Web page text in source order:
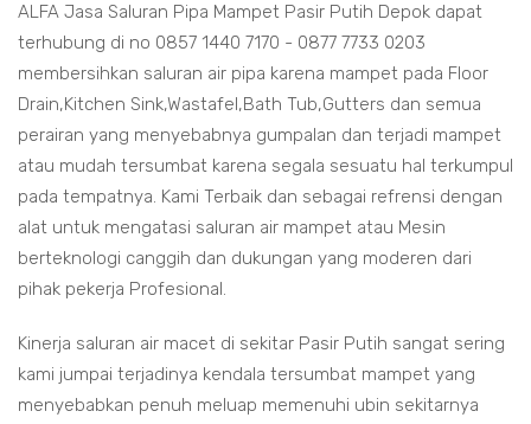
ALFA Jasa Saluran Pipa Mampet Pasir Putih Depok dapat
terhubung di no 0857 1440 7170 - 0877 7733 0203
membersihkan saluran air pipa karena mampet pada Floor
Drain,Kitchen Sink,Wastafel,Bath Tub,Gutters dan semua
perairan yang menyebabnya gumpalan dan terjadi mampet
atau mudah tersumbat karena segala sesuatu hal terkumpul
pada tempatnya. Kami Terbaik dan sebagai refrensi dengan
alat untuk mengatasi saluran air mampet atau Mesin
berteknologi canggih dan dukungan yang moderen dari
pihak pekerja Profesional.
Kinerja saluran air macet di sekitar Pasir Putih sangat sering
kami jumpai terjadinya kendala tersumbat mampet yang
menyebabkan penuh meluap memenuhi ubin sekitarnya